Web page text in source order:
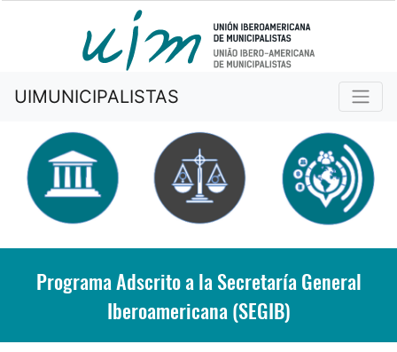
UIMUNICIPALISTAS
Programa Adscrito a la Secretaría General
Iberoamericana (SEGIB)